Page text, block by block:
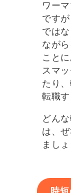
ワー
です
では
なが
こと
スマ
たり
転職
どん
は、
ましょ